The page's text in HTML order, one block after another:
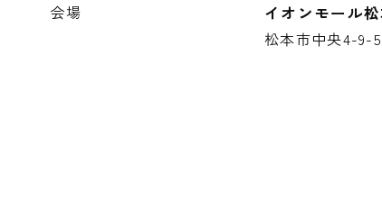
会場
イオンモール
松本市中央4-9-